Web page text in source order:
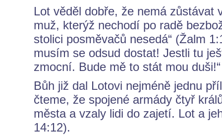
Lot věděl dobře, že nemá zůstávat
muž, kterýž nechodí po radě
stolici posměvačů nesedá“ (Žalm
musím se odsud dostat! Jestli tu
zmocní. Bude mě to stát mou
Bůh již dal Lotovi nejméně jednu
čteme, že spojené armády čtyř
města a vzaly lidi do zajetí. Lot a
14:12).